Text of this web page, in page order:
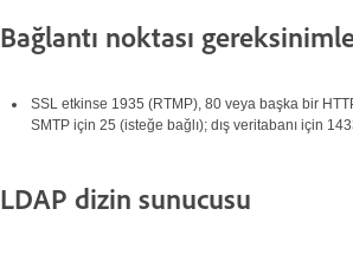
Bağlantı noktası
SSL etkinse 1935 (RTMP), 80 veya başka bir
SMTP için 25 (isteğe bağlı); dış veritabanı için
LDAP dizin sunucusu